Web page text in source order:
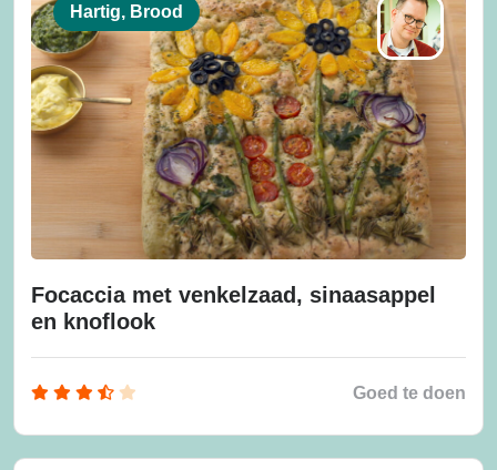
Hartig, Brood
Focaccia met venkelzaad, sinaasappel
en knoflook
Goed te doen